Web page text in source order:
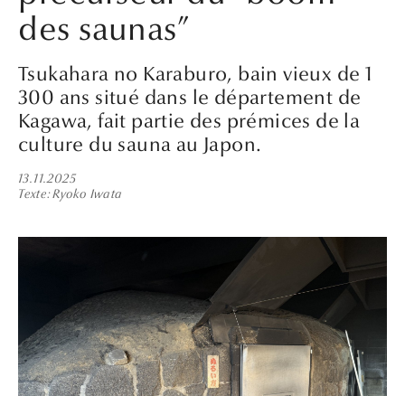
des saunas”
Tsukahara no Karaburo, bain vieux de 1
300 ans situé dans le département de
Kagawa, fait partie des prémices de la
culture du sauna au Japon.
13.11.2025
Texte Ryoko Iwata